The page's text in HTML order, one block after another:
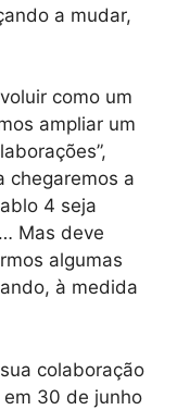
a mudar,
como um
ampliar um
chegaremos a
4 seja
Mas deve
algumas
à medida
colaboração
30 de junho